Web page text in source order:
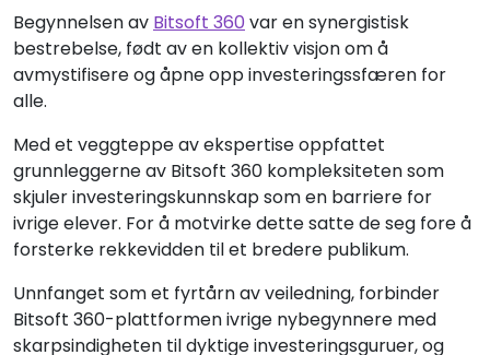
Begynnelsen av Bitsoft 360 var en synergistisk
bestrebelse, født av en kollektiv visjon om å
avmystifisere og åpne opp investeringssfæren for
alle.
Med et veggteppe av ekspertise oppfattet
grunnleggerne av Bitsoft 360 kompleksiteten som
skjuler investeringskunnskap som en barriere for
ivrige elever. For å motvirke dette satte de seg fore å
forsterke rekkevidden til et bredere publikum.
Unnfanget som et fyrtårn av veiledning, forbinder
Bitsoft 360-plattformen ivrige nybegynnere med
skarpsindigheten til dyktige investeringsguruer, og